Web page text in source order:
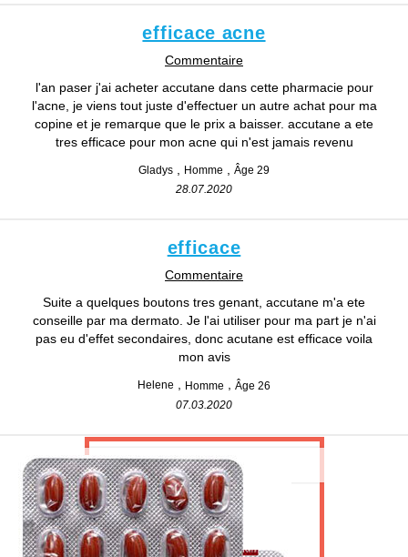
efficace acne
Commentaire
l'an paser j'ai acheter accutane dans cette pharmacie pour
l'acne, je viens tout juste d'effectuer un autre achat pour ma
copine et je remarque que le prix a baisser. accutane a ete
tres efficace pour mon acne qui n'est jamais revenu
Gladys Homme
Âge 29
28.07.2020
efficace
Commentaire
Suite a quelques boutons tres genant, accutane m'a ete
conseille par ma dermato. Je l'ai utiliser pour ma part je n'ai
pas eu d'effet secondaires, donc acutane est efficace voila
mon avis
Helene Homme
Âge 26
07.03.2020